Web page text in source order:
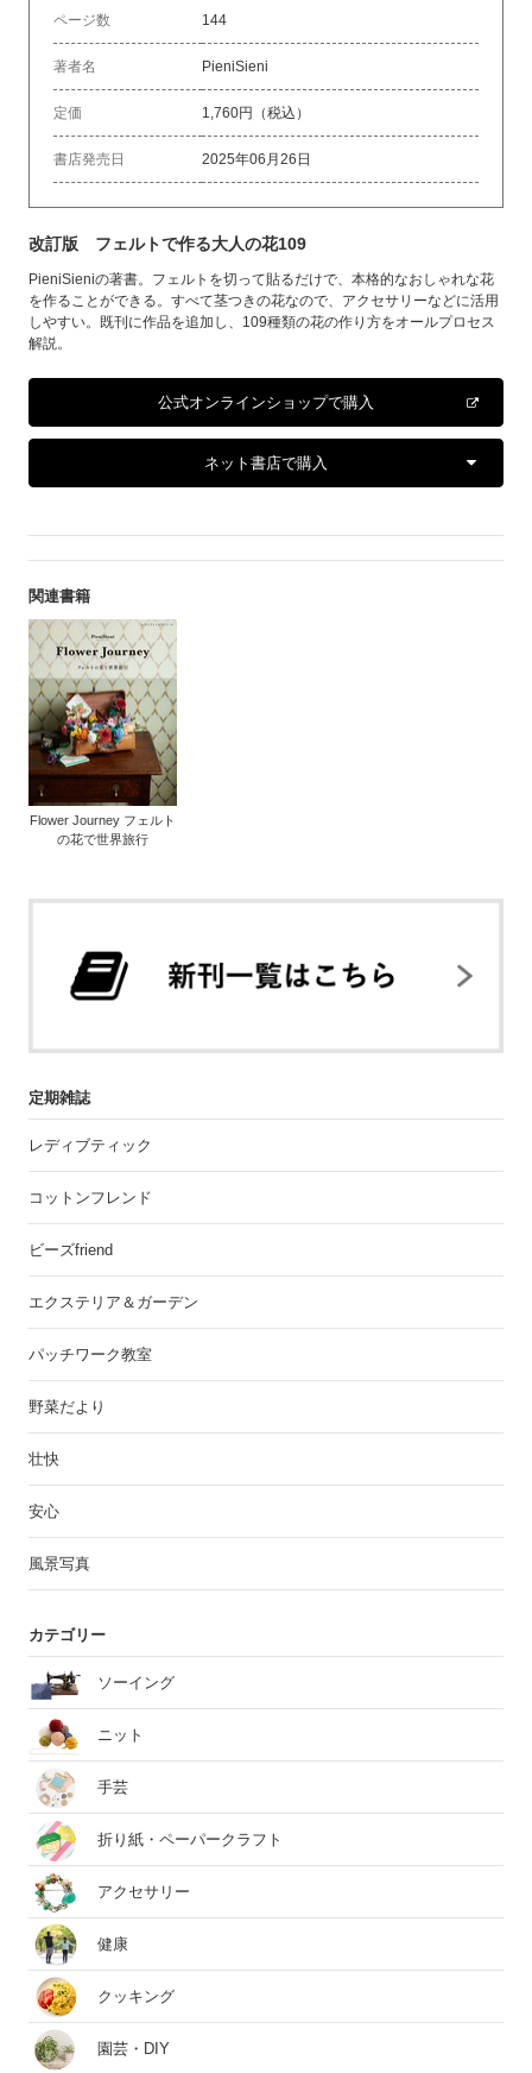
ページ数 144
著者名 PieniSieni
定価 1,760円（税込）
書店発売日 2025年06月26日
改訂版 フェルトで作る大人の花109
PieniSieniの著書。フェルトを切って貼るだけで、本格的なおしゃれな花
を作ることができる。すべて茎つきの花なので、アクセサリーなどに活用
しやすい。既刊に作品を追加し、109種類の花の作り方をオールプロセス
解説。
公式オンラインショップで購入
ネット書店で購入
関連書籍
Flower Journey フェルト
の花で世界旅行
定期雑誌
レディブティック
コットンフレンド
ビーズfriend
エクステリア＆ガーデン
パッチワーク教室
野菜だより
壮快
安心
風景写真
カテゴリー
ソーイング
ニット
手芸
折り紙・ペーパークラフト
アクセサリー
健康
クッキング
園芸・DIY